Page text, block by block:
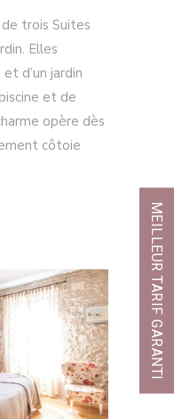
MEILLEUR TARIF GARANTI
trois Suites
Elles
d’un jardin
et de
opère dès
côtoie